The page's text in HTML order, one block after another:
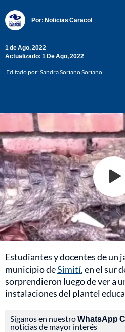
Por: Noticias Caracol
1 de Ago, 2022
Actualizado: 1 De Ago, 2022
Editado por:Sandra Soriano Soriano
Estudiantes y docentes de un
municipio deSimití, en el sur
sorprendieron luego de ver a
instalaciones del plantel
Síganos en nuestroWhatsApp
noticias de mayor interés